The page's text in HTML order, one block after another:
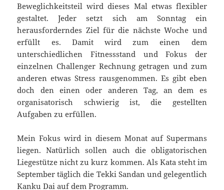
Beweglichkeitsteil wird dieses Mal etwas flexibler
gestaltet. Jeder setzt sich am Sonntag ein
herausforderndes Ziel für die nächste Woche und
erfüllt es. Damit wird zum einen dem
unterschiedlichen Fitnessstand und Fokus der
einzelnen Challenger Rechnung getragen und zum
anderen etwas Stress rausgenommen. Es gibt eben
doch den einen oder anderen Tag, an dem es
organisatorisch schwierig ist, die gestellten
Aufgaben zu erfüllen.
Mein Fokus wird in diesem Monat auf Supermans
liegen. Natürlich sollen auch die obligatorischen
Liegestütze nicht zu kurz kommen. Als Kata steht im
September täglich die Tekki Sandan und gelegentlich
Kanku Dai auf dem Programm.